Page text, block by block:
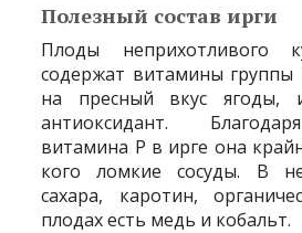
Полезный состав ирги
Плоды неприхотливого
содержат витамины группы
на пресный вкус
антиоксидант.
витамина Р в ирге она
кого ломкие сосуды. В
сахара, каротин,
плодах есть медь и кобальт.